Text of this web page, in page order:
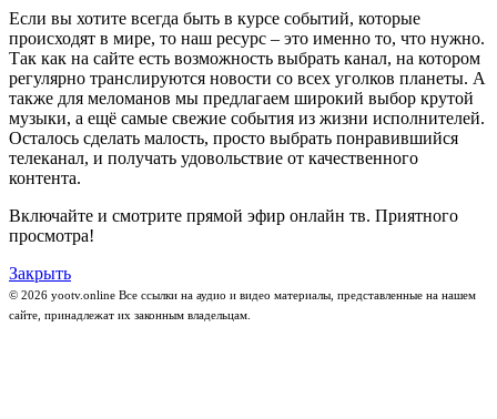
Если вы хотите всегда быть в курсе событий, которые
происходят в мире, то наш ресурс – это именно то, что нужно.
Так как на сайте есть возможность выбрать канал, на котором
регулярно транслируются новости со всех уголков планеты. А
также для меломанов мы предлагаем широкий выбор крутой
музыки, а ещё самые свежие события из жизни исполнителей.
Осталось сделать малость, просто выбрать понравившийся
телеканал, и получать удовольствие от качественного
контента.
Включайте и смотрите прямой эфир онлайн тв. Приятного
просмотра!
Закрыть
© 2026 yootv.online Все ссылки на аудио и видео материалы, представленные на нашем
сайте, принадлежат их законным владельцам.